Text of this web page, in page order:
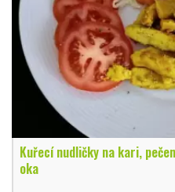
Kuřecí nudličky na kari,
oka